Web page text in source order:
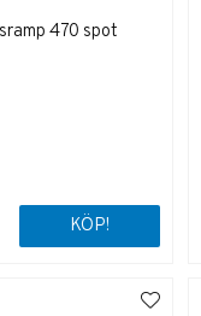
470 spot
KÖP!